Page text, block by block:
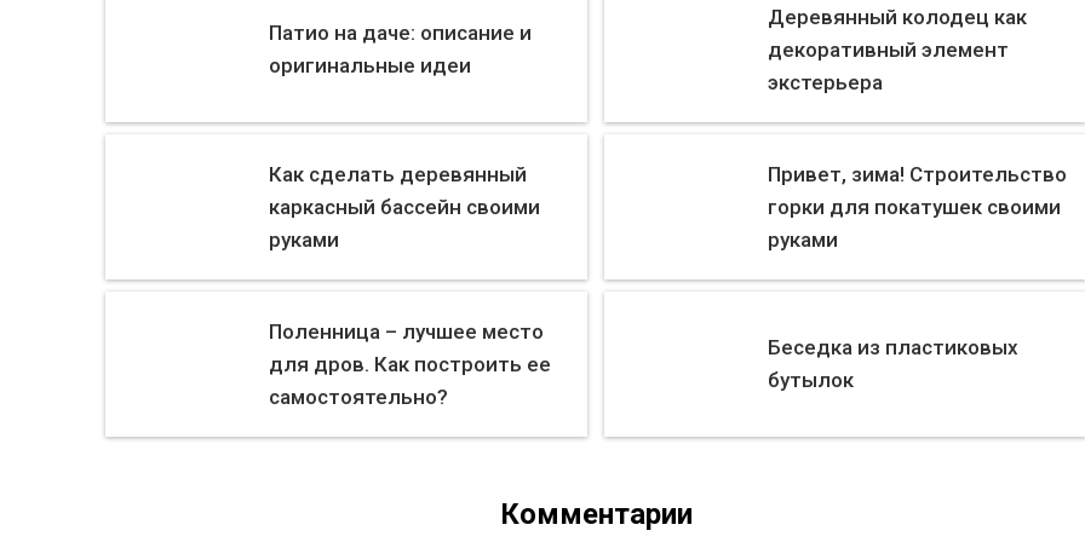
Патио на даче: описание и
оригинальные идеи
Деревянный колодец как
декоративный элемент
экстерьера
Как сделать деревянный
каркасный бассейн своими
руками
Привет, зима! Строительство
горки для покатушек своими
руками
Поленница – лучшее место
для дров. Как построить ее
самостоятельно?
Беседка из пластиковых
бутылок
Комментарии